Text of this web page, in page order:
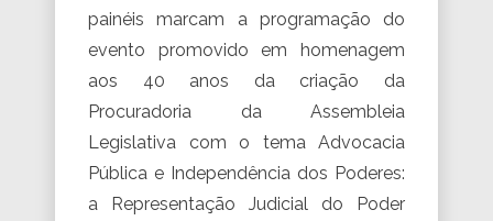
painéis marcam a programação do
evento promovido em homenagem
aos 40 anos da criação da
Procuradoria da Assembleia
Legislativa com o tema Advocacia
Pública e Independência dos Poderes:
a Representação Judicial do Poder